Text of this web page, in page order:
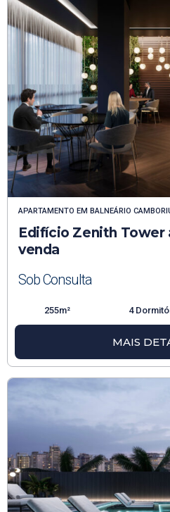
APARTAMENTO EM BALNEÁRIO
Edifício Zenith Tower
venda
Sob Consulta
255m² 4
MAIS